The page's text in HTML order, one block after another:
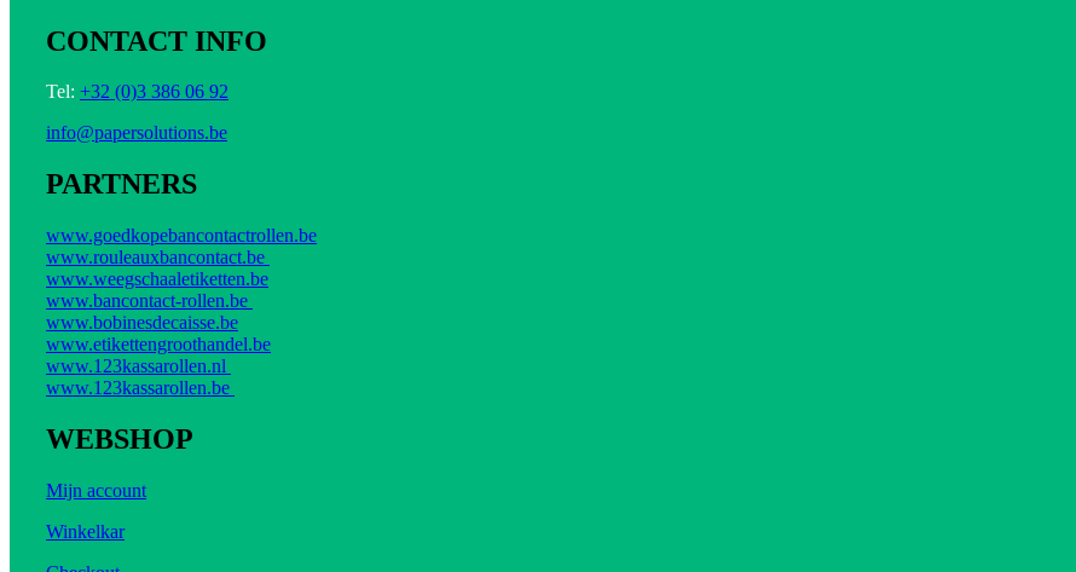
CONTACT INFO
Tel: +32 (0)3 386 06 92
info@papersolutions.be
PARTNERS
www.goedkopebancontactrollen.be
www.rouleauxbancontact.be
www.weegschaaletiketten.be
www.bancontact-rollen.be
www.bobinesdecaisse.be
www.etikettengroothandel.be
www.123kassarollen.nl
www.123kassarollen.be
WEBSHOP
Mijn account
Winkelkar